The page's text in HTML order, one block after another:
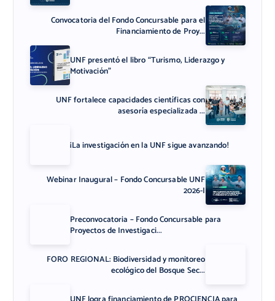
Convocatoria del Fondo Concursable para el
Financiamiento de Proy...
UNF presentó el libro “Turismo, Liderazgo y
Motivación”
UNF fortalece capacidades científicas con
asesoría especializada ...
¡La investigación en la UNF sigue avanzando!
Webinar Inaugural – Fondo Concursable UNF
2026-I
Preconvocatoria – Fondo Concursable para
Proyectos de Investigaci...
FORO REGIONAL: Biodiversidad y monitoreo
ecológico del Bosque Sec...